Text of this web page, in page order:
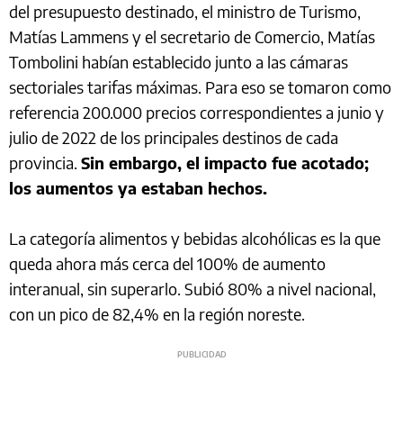
del presupuesto destinado, el ministro de Turismo,
Matías Lammens y el secretario de Comercio, Matías
Tombolini habían establecido junto a las cámaras
sectoriales tarifas máximas. Para eso se tomaron como
referencia 200.000 precios correspondientes a junio y
julio de 2022 de los principales destinos de cada
provincia. Sin embargo, el impacto fue acotado;
los aumentos ya estaban hechos.
La categoría alimentos y bebidas alcohólicas es la que
queda ahora más cerca del 100% de aumento
interanual, sin superarlo. Subió 80% a nivel nacional,
con un pico de 82,4% en la región noreste.